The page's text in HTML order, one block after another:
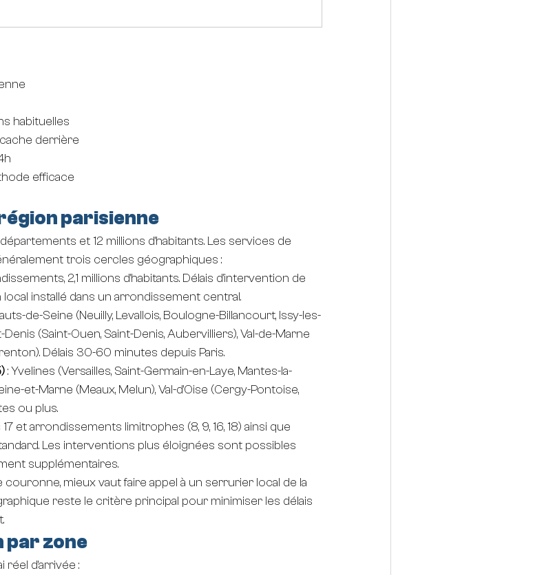
habituelles
derrière
efficace
parisienne
et 12 millions d'habitants. Les services de
trois cercles géographiques :
2,1 millions d'habitants. Délais d'intervention de
installé dans un arrondissement central.
de-Seine (Neuilly, Levallois, Boulogne-Billancourt, Issy-les-
(Saint-Ouen, Saint-Denis, Aubervilliers), Val-de-Marne
Délais 30-60 minutes depuis Paris.
: Yvelines (Versailles, Saint-Germain-en-Laye, Mantes-la-
et-Marne (Meaux, Melun), Val-d'Oise (Cergy-Pontoise,
ou plus.
et arrondissements limitrophes (8, 9, 16, 18) ainsi que
Les interventions plus éloignées sont possibles
supplémentaires.
mieux vaut faire appel à un serrurier local de la
reste le critère principal pour minimiser les délais
par zone
réel d'arrivée :